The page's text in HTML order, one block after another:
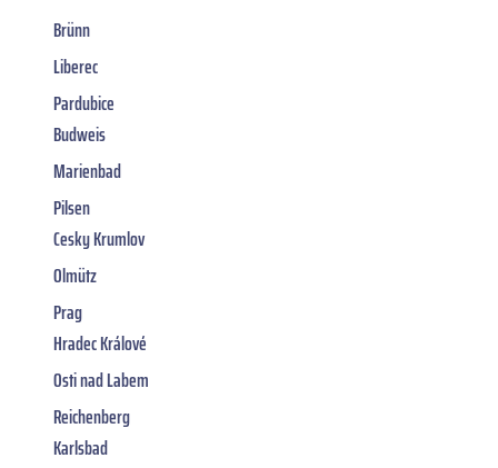
Brünn
Liberec
Pardubice
Budweis
Marienbad
Pilsen
Cesky Krumlov
Olmütz
Prag
Hradec Králové
Osti nad Labem
Reichenberg
Karlsbad